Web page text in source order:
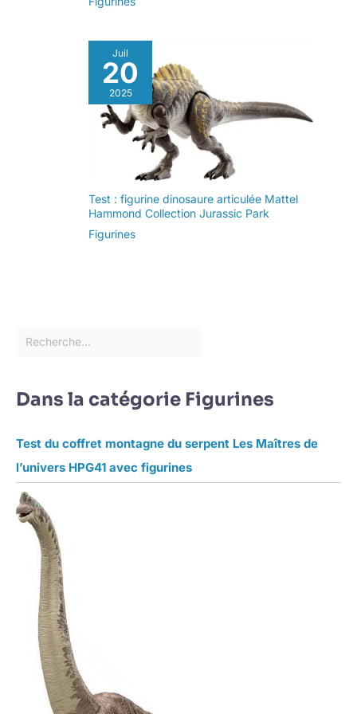
Juil
20
2025
Test : figurine dinosaure articulée Mattel
Hammond Collection Jurassic Park
Figurines
Dans la catégorie Figurines
Test du coffret montagne du serpent Les Maîtres de
l’univers HPG41 avec figurines